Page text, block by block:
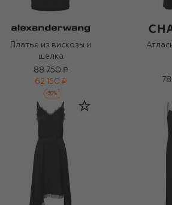
Платье из вискозы и
шелка
88 750 ₽
62 150 ₽
-30%